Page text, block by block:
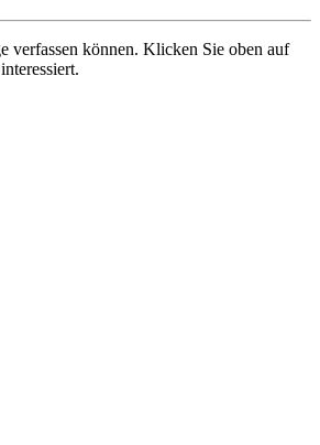
verfassen können. Klicken Sie oben auf